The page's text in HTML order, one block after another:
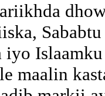
iyo
maalin